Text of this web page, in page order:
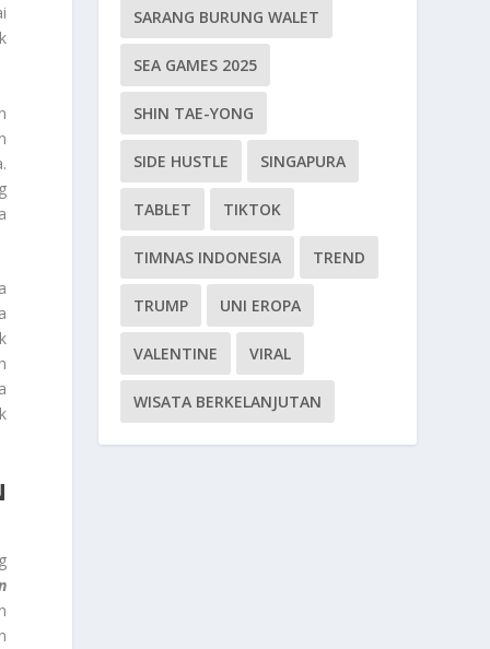
SARANG BURUNG WALET
SEA GAMES 2025
SHIN TAE-YONG
SIDE HUSTLE SINGAPURA
TABLET TIKTOK
TIMNAS INDONESIA TREND
TRUMP UNI EROPA
VALENTINE VIRAL
WISATA BERKELANJUTAN